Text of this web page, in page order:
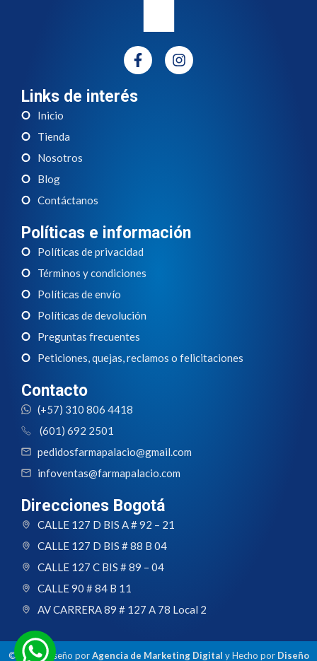
Links de interés
Inicio
Tienda
Nosotros
Blog
Contáctanos
Políticas e información
Políticas de privacidad
Términos y condiciones
Políticas de envío
Políticas de devolución
Preguntas frecuentes
Peticiones, quejas, reclamos o felicitaciones
Contacto
(+57) 310 806 4418
(601) 692 2501
pedidosfarmapalacio@gmail.com
infoventas@farmapalacio.com
Direcciones Bogotá
CALLE 127 D BIS A # 92 – 21
CALLE 127 D BIS # 88 B 04
CALLE 127 C BIS # 89 – 04
CALLE 90 # 84 B 11
AV CARRERA 89 # 127 A 78 Local 2
© 2024 Diseño porAgencia de Marketing Digital y Hecho por Diseño